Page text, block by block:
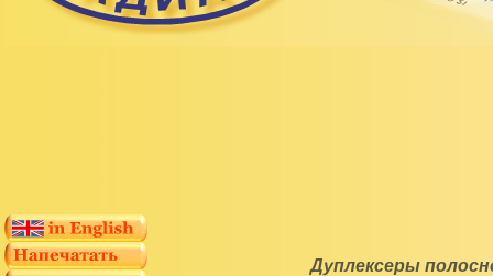
Дуплексеры